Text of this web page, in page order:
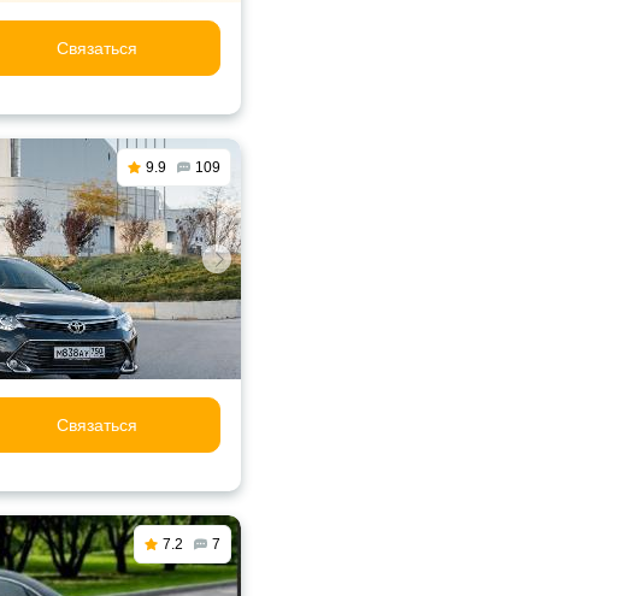
Связаться
9.9 109
Связаться
7.2 7